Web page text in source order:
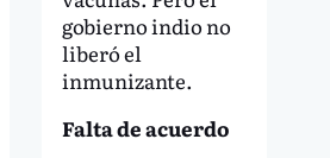
gobierno indio no
liberó el
inmunizante.
Falta de acuerdo